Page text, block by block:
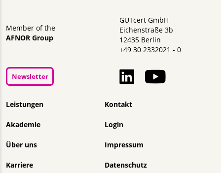
Member of the
AFNOR Group
GUTcert GmbH
Eichenstraße 3b
12435 Berlin
+49 30 2332021 - 0
Navigation überspringen
Leistungen
Akademie
Über uns
Karriere
Kontakt
Login
Impressum
Datenschutz
Newsletter